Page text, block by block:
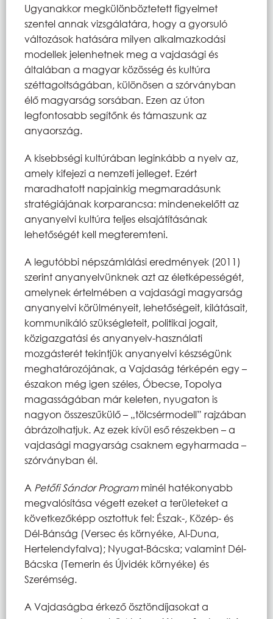
Ugyanakkor megkülönböztetett figyelmet
szentel annak vizsgálatára, hogy a gyorsuló
változások hatására milyen alkalmazkodási
modellek jelenhetnek meg a vajdasági és
általában a magyar közösség és kultúra
széttagoltságában, különösen a szórványban
élő magyarság sorsában. Ezen az úton
legfontosabb segítőnk és támaszunk az
anyaország.
A kisebbségi kultúrában leginkább a nyelv az,
amely kifejezi a nemzeti jelleget. Ezért
maradhatott napjainkig megmaradásunk
stratégiájának korparancsa: mindenekelőtt az
anyanyelvi kultúra teljes elsajátításának
lehetőségét kell megteremteni.
A legutóbbi népszámlálási eredmények (2011)
szerint anyanyelvünknek azt az életképességét,
amelynek értelmében a vajdasági magyarság
anyanyelvi körülményeit, lehetőségeit, kilátásait,
kommunikáló szükségleteit, politikai jogait,
közigazgatási és anyanyelv-használati
mozgásterét tekintjük anyanyelvi készségünk
meghatározójának, a Vajdaság térképén egy –
északon még igen széles, Óbecse, Topolya
magasságában már keleten, nyugaton is
nagyon összeszűkülő – „tölcsérmodell” rajzában
ábrázolhatjuk. Az ezek kívül eső részekben – a
vajdasági magyarság csaknem egyharmada –
szórványban él.
A Petőfi Sándor Programminél hatékonyabb
megvalósítása végett ezeket a területeket a
következőképp osztottuk fel: Észak-, Közép- és
Dél-Bánság (Versec és környéke, Al-Duna,
Hertelendyfalva); Nyugat-Bácska; valamint Dél-
Bácska (Temerin és Újvidék környéke) és
Szerémség.
A Vajdaságba érkező ösztöndíjasokat a